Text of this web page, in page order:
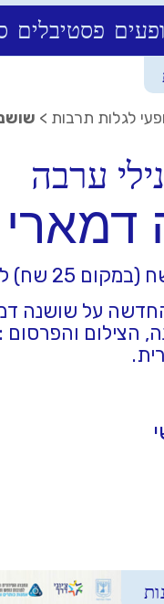
פסטיבלים
לגלות תרבות >
ערבה
דמארי
על שושנה
הצילום